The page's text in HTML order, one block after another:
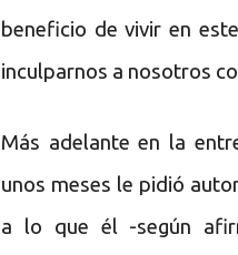
beneficio de vivir en
inculparnos a nosotros
Más adelante en la
unos meses le pidió
a lo que él -según